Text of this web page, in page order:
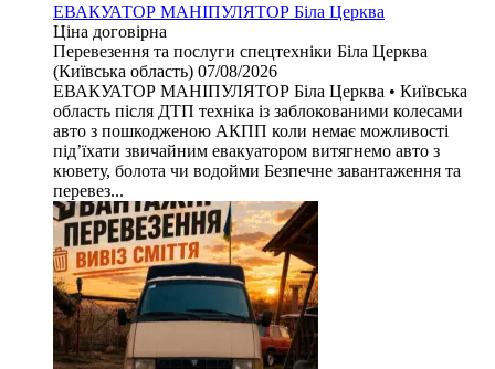
ЕВАКУАТОР МАНІПУЛЯТОР Біла Церква
Ціна договірна
Перевезення та послуги спецтехніки Біла Церква
(Київська область) 07/08/2026
ЕВАКУАТОР МАНІПУЛЯТОР Біла Церква • Київська
область після ДТП техніка із заблокованими колесами
авто з пошкодженою АКПП коли немає можливості
під’їхати звичайним евакуатором витягнемо авто з
кювету, болота чи водойми Безпечне завантаження та
перевез...